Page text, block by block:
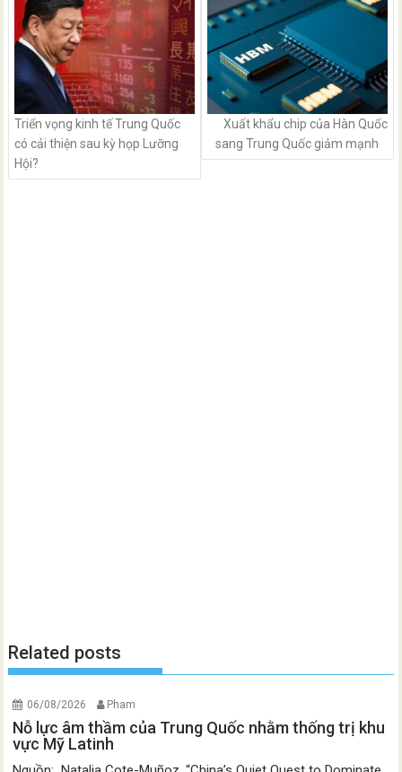
Triển vọng kinh tế Trung Quốc
có cải thiện sau kỳ họp Lưỡng
Hội?
Xuất khẩu chip của Hàn Quốc
sang Trung Quốc giảm mạnh
Related posts
06/08/2026 Pham
Nỗ lực âm thầm của Trung Quốc nhằm thống trị khu
vực Mỹ Latinh